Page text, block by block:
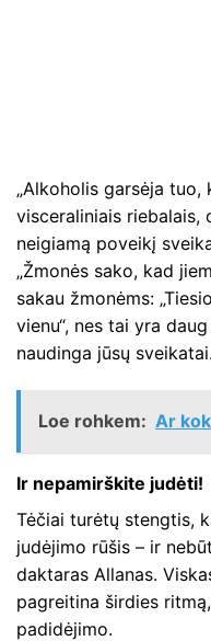
„Alkoholis garsėja
visceraliniais riebalais,
neigiamą poveikį
„Žmonės sako, kad
sakau žmonėms:
vienu“, nes tai yra
naudinga jūsų sveikatai.
Loe rohkem: Ar
Ir nepamirškite judėti!
Tėčiai turėtų stengtis,
judėjimo rūšis – ir
daktaras Allanas.
pagreitina širdies
padidėjimo.